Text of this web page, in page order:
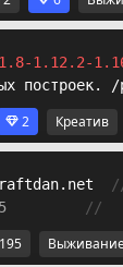
1.8-1.12.2-
построек.
2 Креатив